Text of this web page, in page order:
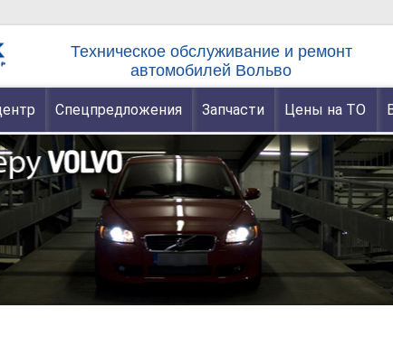
Техническое обслуживание и ремонт
автомобилей Вольво
Спецпредложения Запчасти Цены на ТО